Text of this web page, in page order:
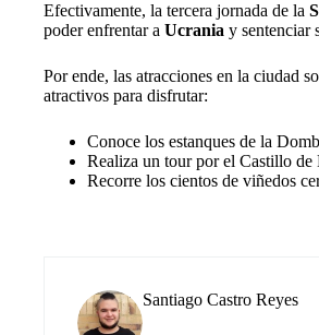
Efectivamente, la tercera jornada de la
poder enfrentar a Ucrania y sentenciar
Por ende, las atracciones en la ciudad
atractivos para disfrutar:
Conoce los estanques de la
Realiza un tour por el Castillo de
Recorre los cientos de viñedos
Santiago Castro Reyes